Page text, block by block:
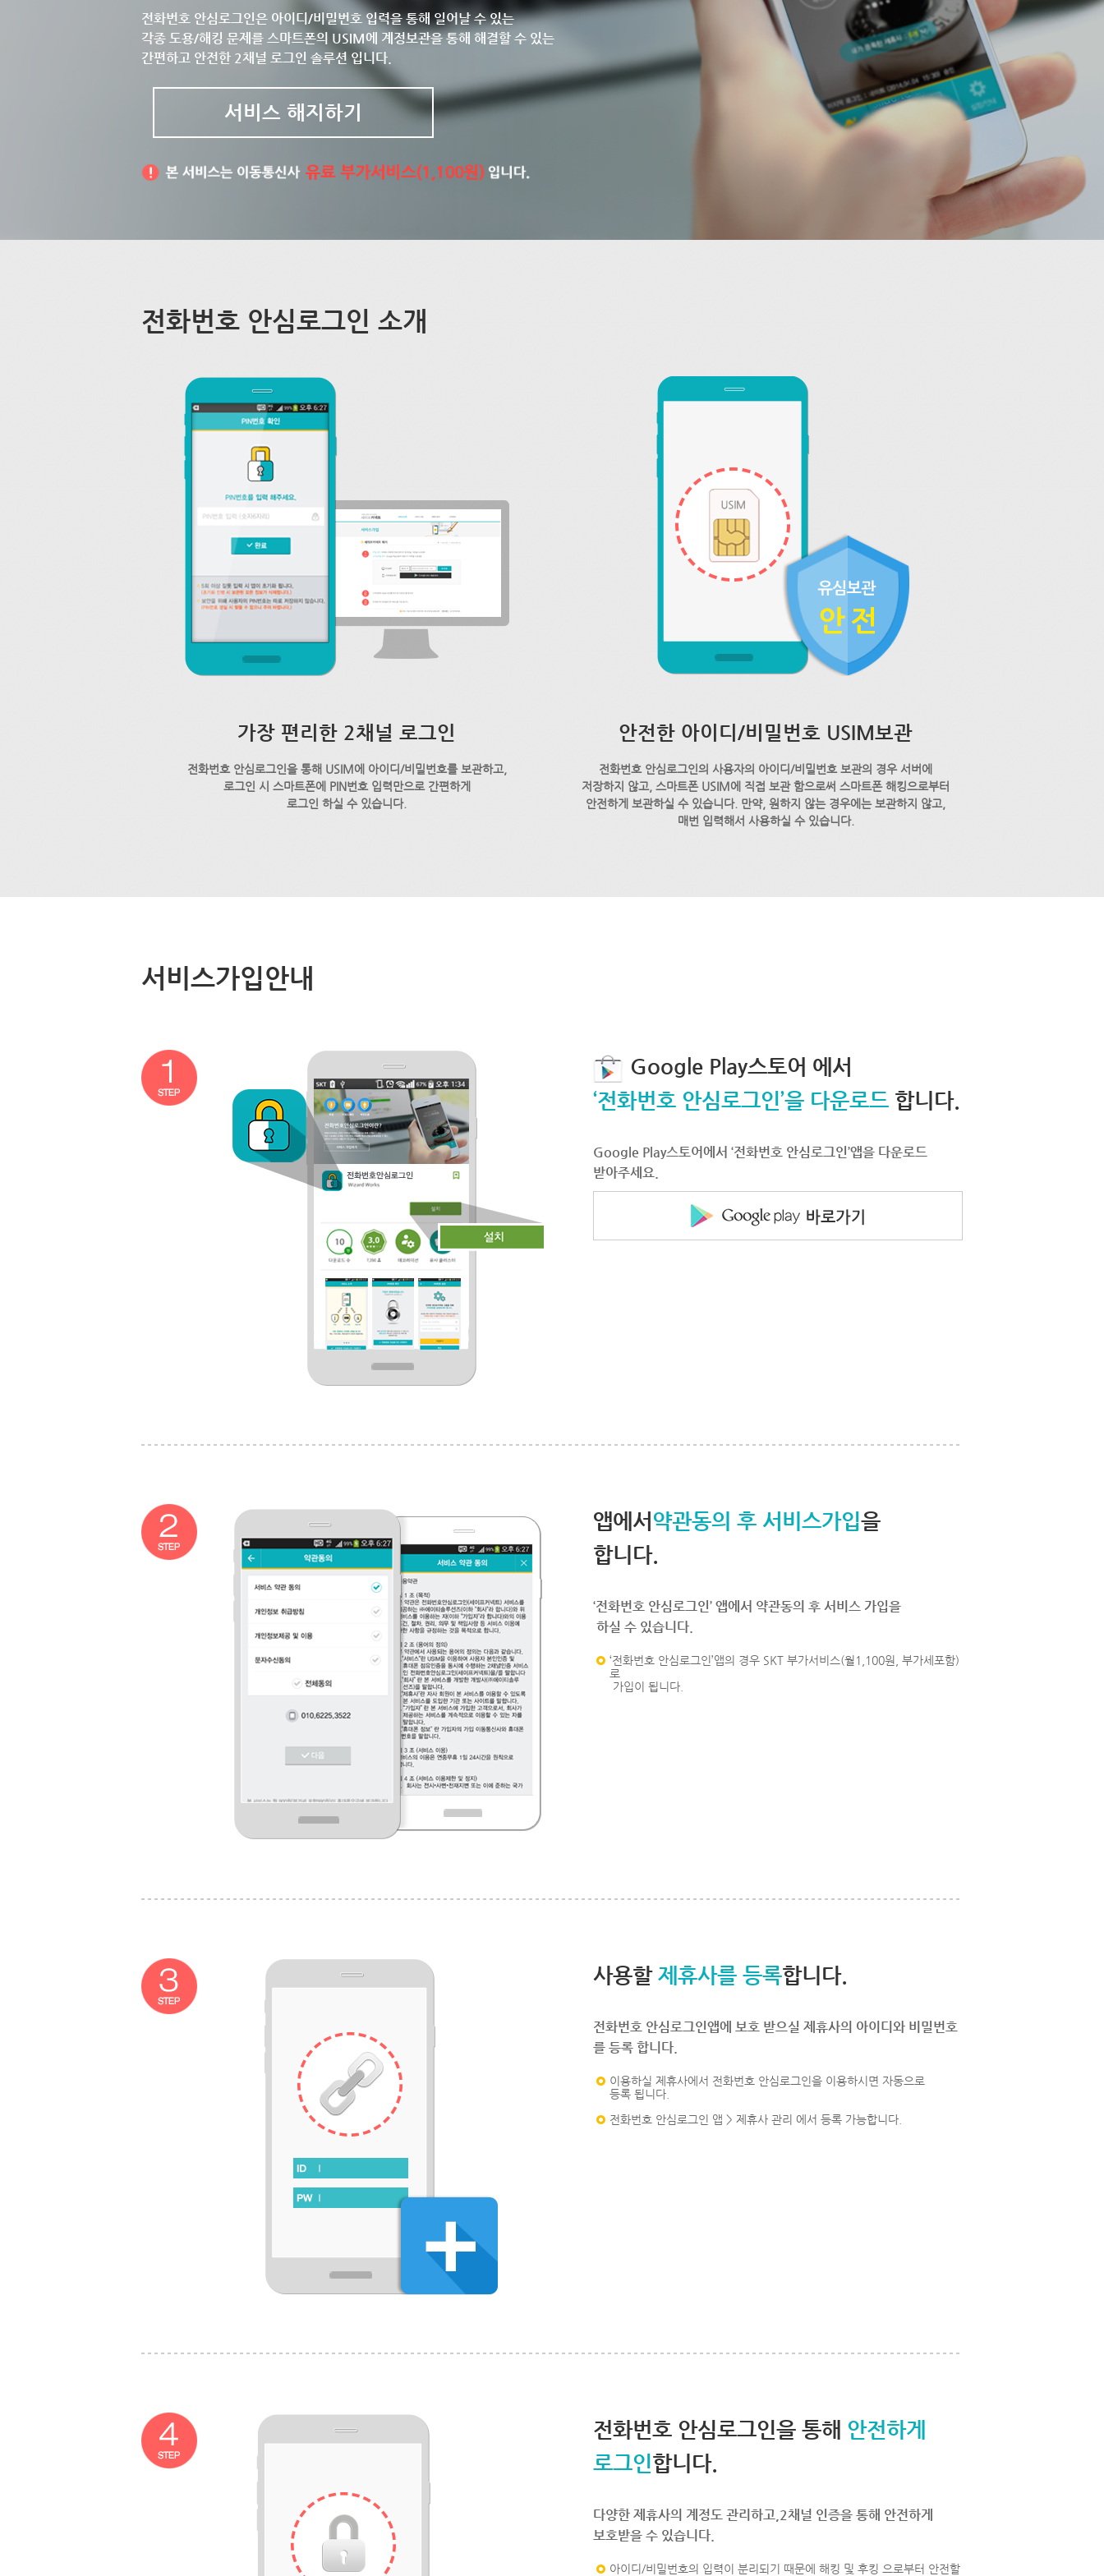
전화번호 안심로그인은 아이디/비밀번호 입력을 통해 일어날 수 있는
각종 도용/해킹 문제를 스마트폰의 USIM에 계정보관을 통해 해결할 수 있는
간편하고 안전한 2채널 로그인 솔루션 입니다.
서비스 해지하기
전화번호 안심로그인 소개
가장 편리한 2채널 로그인
전화번호 안심로그인을 통해 USIM에 아이디/비밀번호를 보관하고,
로그인 시 스마트폰에 PIN번호 입력만으로 간편하게
로그인 하실 수 있습니다.
안전한 아이디/비밀번호 USIM보관
전화번호 안심로그인의 사용자의 아이디/비밀번호 보관의 경우 서버에
저장하지 않고, 스마트폰 USIM에 직접 보관 함으로써 스마트폰 해킹으로부터
안전하게 보관하실 수 있습니다. 만약, 원하지 않는 경우에는 보관하지 않고,
매번 입력해서 사용하실 수 있습니다.
서비스가입안내
Google Play스토어 에서
‘전화번호 안심로그인’을 다운로드 합니다.
Google Play스토어에서 ‘전화번호 안심로그인’앱을 다운로드
받아주세요.
앱에서 약관동의 후 서비스가입을
합니다.
‘전화번호 안심로그인’ 앱에서 약관동의 후 서비스 가입을
하실 수 있습니다.
‘전화번호 안심로그인’앱의 경우 SKT 부가서비스(월1,100원, 부가세포함)
로
가입이 됩니다.
사용할 제휴사를 등록합니다.
전화번호 안심로그인앱에 보호 받으실 제휴사의 아이디와 비밀번호
를 등록 합니다.
이용하실 제휴사에서 전화번호 안심로그인을 이용하시면 자동으로
등록 됩니다.
전화번호 안심로그인 앱 > 제휴사 관리 에서 등록 가능합니다.
전화번호 안심로그인을 통해 안전하게
로그인합니다.
다양한 제휴사의 계정도 관리하고,2채널 인증을 통해 안전하게
보호받을 수 있습니다.
아이디/비밀번호의 입력이 분리되기 때문에 해킹 및 후킹 으로부터 안전할